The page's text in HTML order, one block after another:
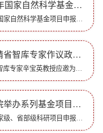
学校举办2026年国家自然科学基金申报形式审查培训会
为做好学校2026年国家自然科学基金项目申报工作，切实提升项目申报质量，严把形式审查“第一道关口”，3月10日，科研处举办2026年国家自然科学基金项目申报形式审查专项培训会。相关学院分管科研工作副院长及学院...
外国语学院邀请省智库专家作议政报告撰写专题讲座
3月5日晚，山东省智库专家辛宝英教授应邀为外国语学院做题为《如何突破“科研强、建言弱”困境，推动高校教师议政能力新提升》的专题讲座。讲座由外国语学院院长宋秀葵主持，学院全体教师线上聆听。辛宝英教授系...
地理与旅游学院举办系列基金项目申报指导活动
为推进2026年度国家级、省部级科研项目申报工作，切实提升项目申报质量，地理与旅游学院近期组织多期“经纬论坛”，针对不同学科方向提供精准申报指导。2月28日下午，学院在历下校区北办公楼401会议室举办了人文...